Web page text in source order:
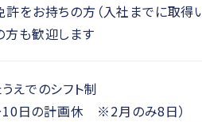
をお持ちの方（入社までに取得
方も歓迎します
えでのシフト制
10日の計画休 ※2月のみ8日）